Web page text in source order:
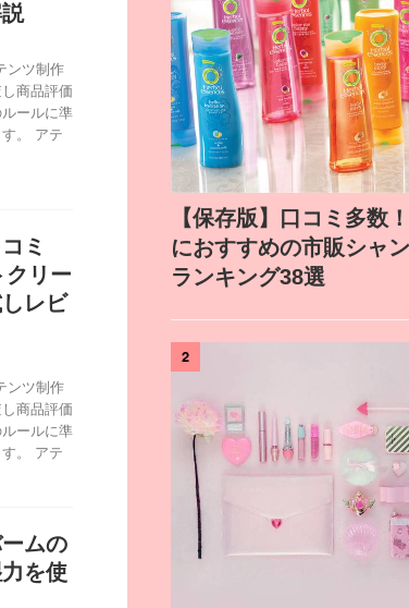
ンツ制作
商品評価
ールに準
。 アテ
ミ
クリー
レビ
ンツ制作
商品評価
ールに準
。 アテ
ムの
を使
【保存版】口コミ多数
におすすめの市販シャ
ランキング38選
2